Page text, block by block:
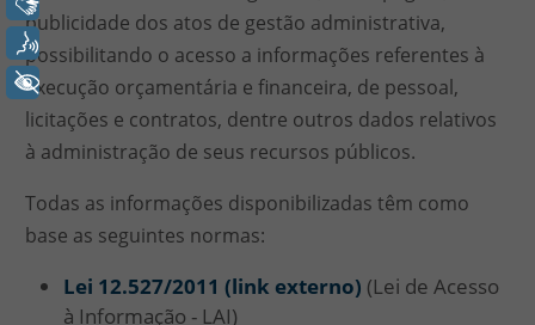
publicidade dos atos de gestão administrativa,
possibilitando o acesso a informações referentes à
execução orçamentária e financeira, de pessoal,
licitações e contratos, dentre outros dados relativos
à administração de seus recursos públicos.
Todas as informações disponibilizadas têm como
base as seguintes normas:
Lei 12.527/2011 (link externo) (Lei de Acesso
à Informação - LAI)
Voz
+ Acessibilidade